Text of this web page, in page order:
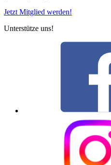
Jetzt Mitglied werden!
Unterstütze uns!